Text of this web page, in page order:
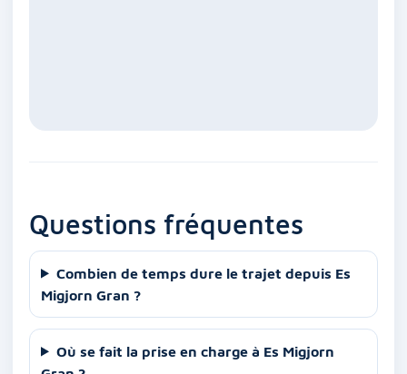
Questions fréquentes
Combien de temps dure le trajet depuis Es
Migjorn Gran ?
Où se fait la prise en charge à Es Migjorn